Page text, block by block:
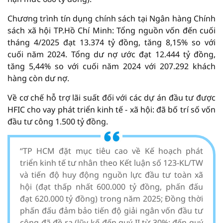
Chương trình tín dụng chính sách tại Ngân hàng Chính
sách xã hội TP.Hồ Chí Minh: Tổng nguồn vốn đến cuối
tháng 4/2025 đạt 13.374 tỷ đồng, tăng 8,15% so với
cuối năm 2024. Tổng dư nợ ước đạt 12.444 tỷ đồng,
tăng 5,44% so với cuối năm 2024 với 207.292 khách
hàng còn dư nợ.
Về cơ chế hỗ trợ lãi suất đối với các dự án đầu tư được
HFIC cho vay phát triển kinh tế - xã hội: đã bố trí số vốn
đầu tư công 1.500 tỷ đồng.
“TP HCM đặt mục tiêu cao về Kế hoạch phát
triển kinh tế tư nhân theo Kết luận số 123-KL/TW
và tiến độ huy động nguồn lực đầu tư toàn xã
hội (đạt thấp nhất 600.000 tỷ đồng, phấn đấu
đạt 620.000 tỷ đồng) trong năm 2025; Đồng thời
phấn đấu đảm bảo tiến độ giải ngân vốn đầu tư